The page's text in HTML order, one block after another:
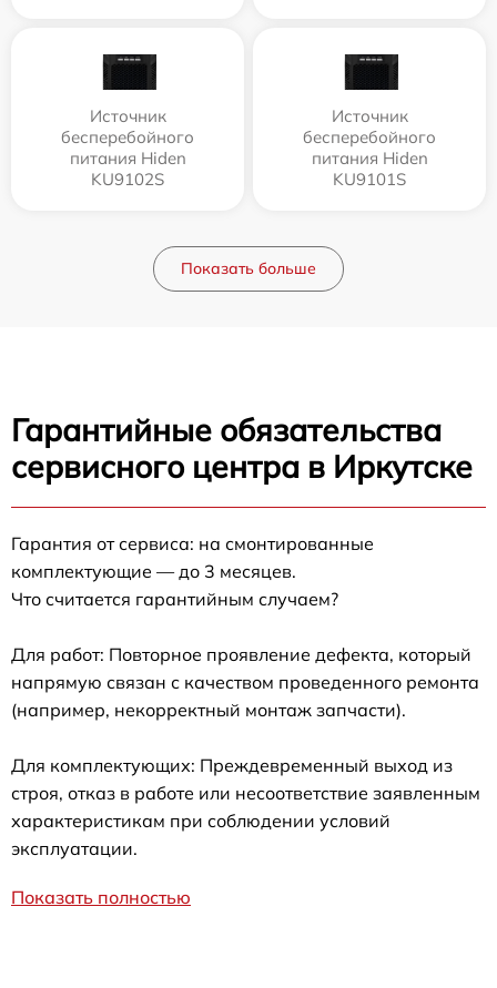
Источник
бесперебойного
питания Hiden
KU9102S
Источник
бесперебойного
питания Hiden
KU9101S
Показать больше
Гарантийные обязательства
сервисного центра в Иркутске
Гарантия от сервиса: на смонтированные
комплектующие — до 3 месяцев.
Что считается гарантийным случаем?
Для работ: Повторное проявление дефекта, который
напрямую связан с качеством проведенного ремонта
(например, некорректный монтаж запчасти).
Для комплектующих: Преждевременный выход из
строя, отказ в работе или несоответствие заявленным
характеристикам при соблюдении условий
эксплуатации.
Показать полностью